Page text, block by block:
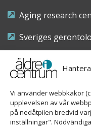
Vi använder webbkakor
upplevelsen av vår
på nedåtpilen bredvid
inställningar".
Aging research
Sveriges
Riksföreningen
demensvård
Nationellt